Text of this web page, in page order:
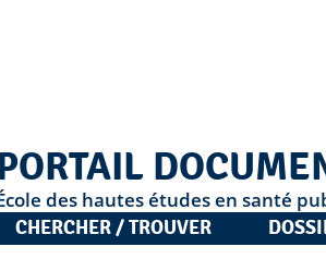
des hautes études en santé
CHERCHER / TROUVER